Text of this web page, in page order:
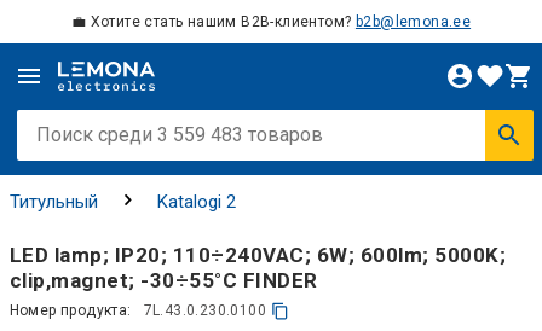
💼 Хотите стать нашим B2B-клиентом? b2b@lemona.ee
Титульный Katalogi 2
LED lamp; IP20; 110÷240VAC; 6W; 600lm; 5000K;
clip,magnet; -30÷55°C FINDER
Номер продукта: 7L.43.0.230.0100